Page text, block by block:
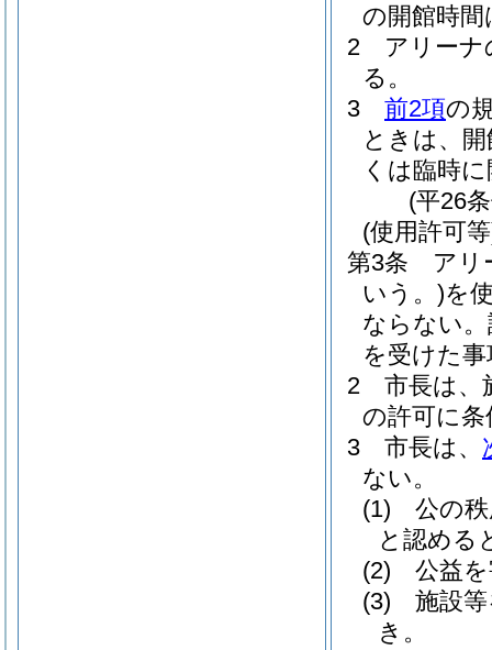
の開館時
2
アリーナ
る。
3
前2項の
ときは、
くは臨時
(平26
(使用許可
第3条
アリ
いう。)を
ならない。
を受けた
2
市長は、
の許可に
3
市長は、
ない。
(1)
公の
と認める
(2)
公益
(3)
施設
き。